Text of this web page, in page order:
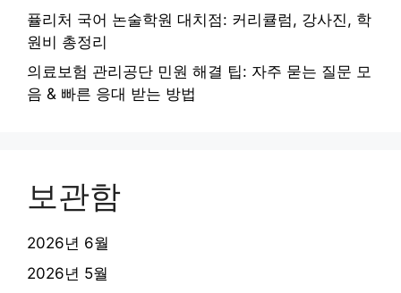
퓰리처 국어 논술학원 대치점: 커리큘럼, 강사진, 학
원비 총정리
의료보험 관리공단 민원 해결 팁: 자주 묻는 질문 모
음 & 빠른 응대 받는 방법
보관함
2026년 6월
2026년 5월